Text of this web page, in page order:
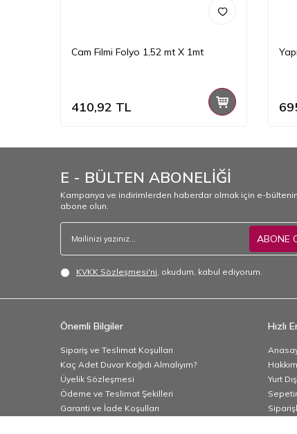
Cam Filmi Folyo 1,52 mt X 1mt
410,92 TL
E - BÜLTEN ABONELİĞİ
Kampanya ve indirimlerden haberdar olmak için e-
abone olun.
ABONE
KVKK Sözleşmesi'ni, okudum, kabul ediyorum.
Önemli Bilgiler
Sipariş ve Teslimat Koşulları
Kaç Adet Duvar Kağıdı Almalıyım?
Üyelik Sözleşmesi
Ödeme ve Teslimat Şekilleri
Garanti ve İade Koşulları
Hızlı
Yurt